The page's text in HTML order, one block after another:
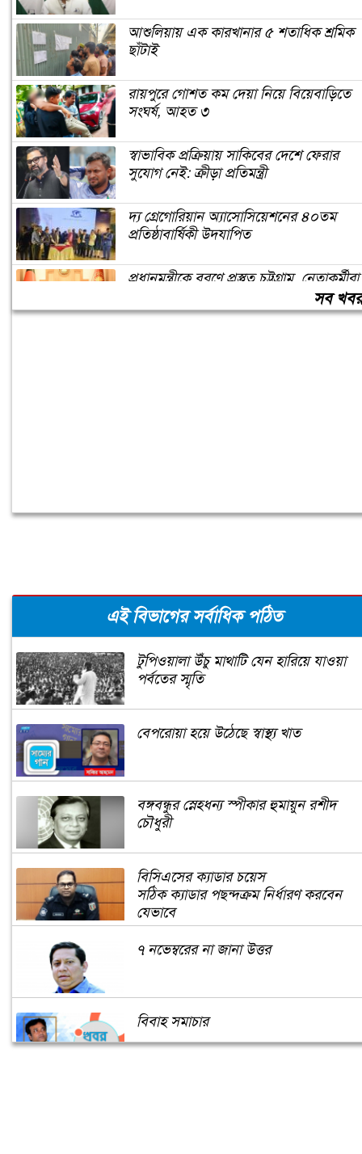
আশুলিয়ায় এক কারখানার ৫ শতাধিক শ্রমিক
ছাঁটাই
রায়পুরে গোশত কম দেয়া নিয়ে বিয়েবাড়িতে
সংঘর্ষ, আহত ৩
স্বাভাবিক প্রক্রিয়ায় সাকিবের দেশে ফেরার
সুযোগ নেই: ক্রীড়া প্রতিমন্ত্রী
দ্য গ্রেগোরিয়ান অ্যাসোসিয়েশনের ৪০তম
প্রতিষ্ঠাবার্ষিকী উদযাপিত
প্রধানমন্ত্রীকে বরণে প্রস্তুত চট্টগ্রাম, নেতাকর্মীরা
সব
এই বিভাগের সর্বাধিক পঠিত
টুপিওয়ালা উঁচু মাথাটি যেন হারিয়ে যাওয়া
পর্বতের স্মৃতি
বেপরোয়া হয়ে উঠেছে স্বাস্থ্য খাত
বঙ্গবন্ধুর স্নেহধন্য স্পীকার হুমায়ুন রশীদ
চৌধুরী
বিসিএসের ক্যাডার চয়েস
সঠিক ক্যাডার পছন্দক্রম নির্ধারণ করবেন
যেভাবে
৭ নভেম্বরের না জানা উত্তর
বিবাহ সমাচার